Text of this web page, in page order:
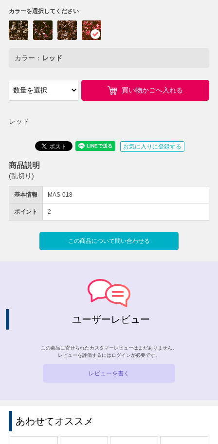
レッド
基本情報 MAS-018
ポイント 2
カラーを選択してください
カラー： レッド
買い物かごへ入れる
お気に入りに登録する
この商品について問い合わせる
商品説明
(乱切り)
ユーザーレビュー
この商品に寄せられたカスタマーレビューはまだありません。
レビューを評価するには ログインが必要です。
レビューを書く
あわせてオススメ